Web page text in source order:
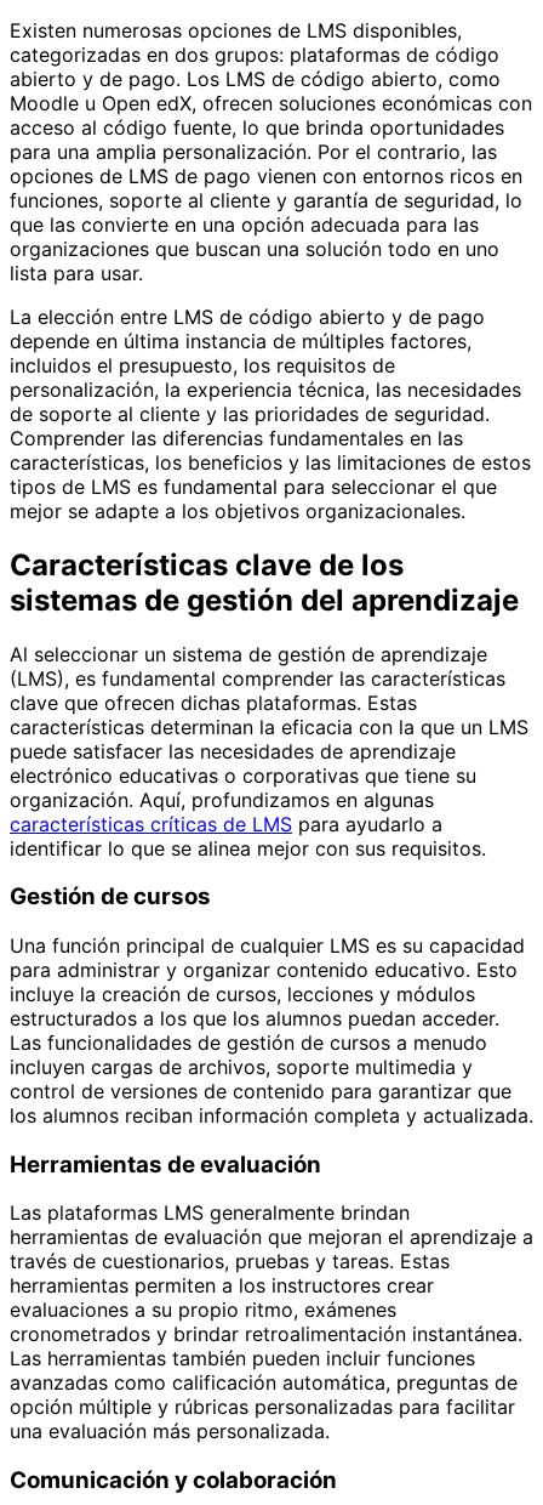
Existen numerosas opciones de LMS disponibles,
categorizadas en dos grupos: plataformas de código
abierto y de pago. Los LMS de código abierto, como
Moodle u Open edX, ofrecen soluciones económicas con
acceso al código fuente, lo que brinda oportunidades
para una amplia personalización. Por el contrario, las
opciones de LMS de pago vienen con entornos ricos en
funciones, soporte al cliente y garantía de seguridad, lo
que las convierte en una opción adecuada para las
organizaciones que buscan una solución todo en uno
lista para usar.
La elección entre LMS de código abierto y de pago
depende en última instancia de múltiples factores,
incluidos el presupuesto, los requisitos de
personalización, la experiencia técnica, las necesidades
de soporte al cliente y las prioridades de seguridad.
Comprender las diferencias fundamentales en las
características, los beneficios y las limitaciones de estos
tipos de LMS es fundamental para seleccionar el que
mejor se adapte a los objetivos organizacionales.
Características clave de los
sistemas de gestión del aprendizaje
Al seleccionar un sistema de gestión de aprendizaje
(LMS), es fundamental comprender las características
clave que ofrecen dichas plataformas. Estas
características determinan la eficacia con la que un LMS
puede satisfacer las necesidades de aprendizaje
electrónico educativas o corporativas que tiene su
organización. Aquí, profundizamos en algunas
características críticas de LMS para ayudarlo a
identificar lo que se alinea mejor con sus requisitos.
Gestión de cursos
Una función principal de cualquier LMS es su capacidad
para administrar y organizar contenido educativo. Esto
incluye la creación de cursos, lecciones y módulos
estructurados a los que los alumnos puedan acceder.
Las funcionalidades de gestión de cursos a menudo
incluyen cargas de archivos, soporte multimedia y
control de versiones de contenido para garantizar que
los alumnos reciban información completa y actualizada.
Herramientas de evaluación
Las plataformas LMS generalmente brindan
herramientas de evaluación que mejoran el aprendizaje a
través de cuestionarios, pruebas y tareas. Estas
herramientas permiten a los instructores crear
evaluaciones a su propio ritmo, exámenes
cronometrados y brindar retroalimentación instantánea.
Las herramientas también pueden incluir funciones
avanzadas como calificación automática, preguntas de
opción múltiple y rúbricas personalizadas para facilitar
una evaluación más personalizada.
Comunicación y colaboración